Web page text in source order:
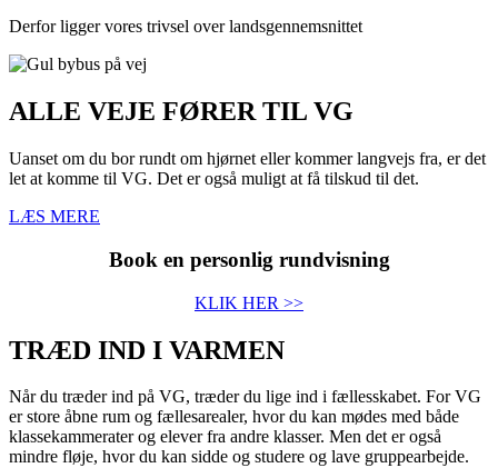
Derfor ligger vores trivsel over landsgennemsnittet
ALLE VEJE FØRER TIL VG
Uanset om du bor rundt om hjørnet eller kommer langvejs fra, er det
let at komme til VG. Det er også muligt at få tilskud til det.
LÆS MERE
Book en personlig rundvisning
KLIK HER >>
TRÆD IND I VARMEN
Når du træder ind på VG, træder du lige ind i fællesskabet. For VG
er store åbne rum og fællesarealer, hvor du kan mødes med både
klassekammerater og elever fra andre klasser. Men det er også
mindre fløje, hvor du kan sidde og studere og lave gruppearbejde.